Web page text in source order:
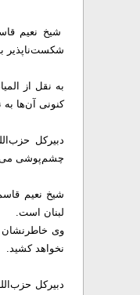
شیخ نعیم
شکست‌ناپذیر
به نقل از
کنونی آن‌ها به
دبیرکل
چشم‌پوشی
شیخ نعیم
لبنان است.
وی خاطرنشان
نخواهد کشید.
دبیرکل